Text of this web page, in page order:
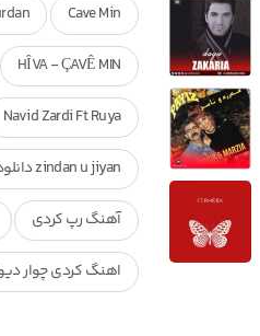
Cave Min
HÎVA - ÇAVÊ MIN
Navid Zardi Ft Ruya
zindan u jiyan دانلود اهنگ
آهنگ رپ کردی
اهنگ کردی چوار